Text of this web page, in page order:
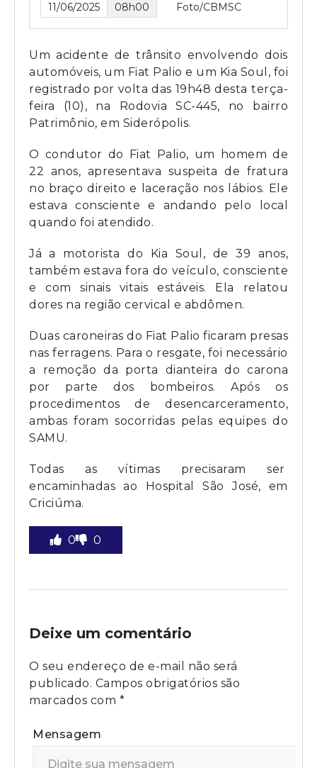
11/06/2025 08h00 Foto/CBMSC
Um acidente de trânsito envolvendo dois
automóveis, um Fiat Palio e um Kia Soul, foi
registrado por volta das 19h48 desta terça-
feira (10), na Rodovia SC-445, no bairro
Patrimônio, em Siderópolis.
O condutor do Fiat Palio, um homem de
22 anos, apresentava suspeita de fratura
no braço direito e laceração nos lábios. Ele
estava consciente e andando pelo local
quando foi atendido.
Já a motorista do Kia Soul, de 39 anos,
também estava fora do veículo, consciente
e com sinais vitais estáveis. Ela relatou
dores na região cervical e abdômen.
Duas caroneiras do Fiat Palio ficaram presas
nas ferragens. Para o resgate, foi necessário
a remoção da porta dianteira do carona
por parte dos bombeiros. Após os
procedimentos de desencarceramento,
ambas foram socorridas pelas equipes do
SAMU.
Todas as vítimas precisaram ser
encaminhadas ao Hospital São José, em
Criciúma.
0 0
Deixe um comentário
O seu endereço de e-mail não será
publicado. Campos obrigatórios são
marcados com *
Mensagem